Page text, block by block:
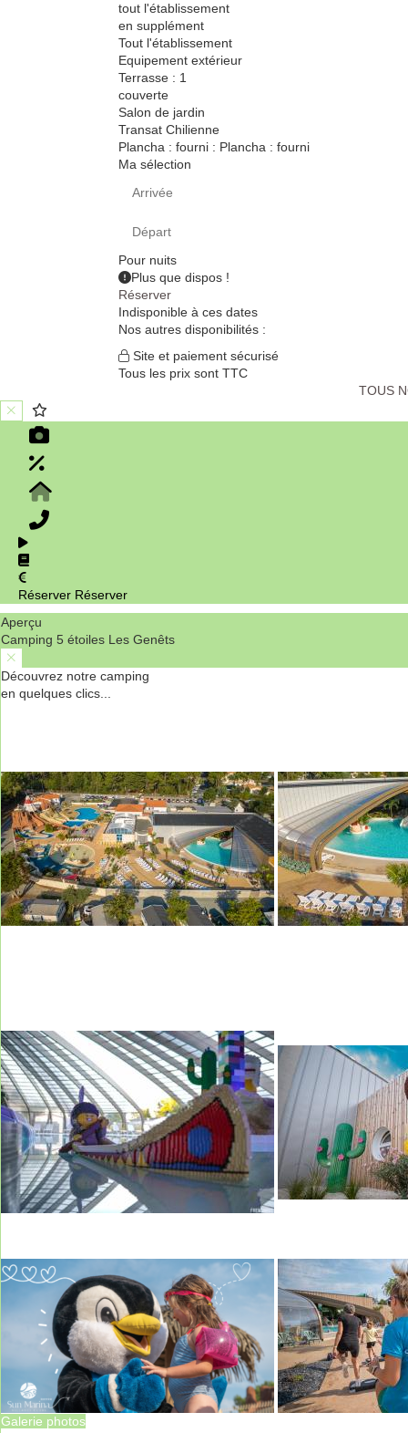
tout l'établissement
en supplément
Tout l'établissement
Equipement extérieur
Terrasse : 1
couverte
Salon de jardin
Transat Chilienne
Plancha : fourni : Plancha : fourni
Ma sélection
Pour nuits
Plus que dispos !
Réserver
Indisponible à ces dates
Nos autres disponibilités :
Site et paiement sécurisé
Tous les prix sont TTC
TOUS
Réserver Réserver
Aperçu
Camping 5 étoiles Les Genêts
Découvrez notre camping
en quelques clics...
Galerie photos